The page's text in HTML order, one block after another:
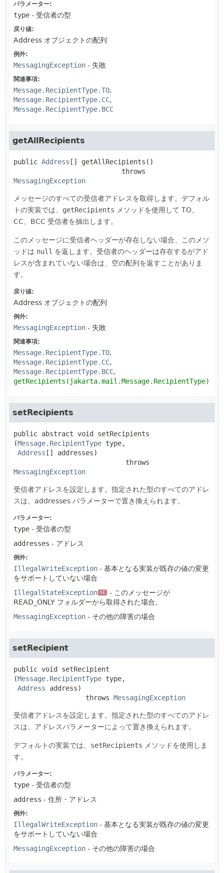
パラメーター:
type - 受信者の型
戻り値:
Address オブジェクトの配列
例外:
MessagingException - 失敗
関連事項:
Message.RecipientType.TO
Message.RecipientType.CC
Message.RecipientType.BCC
getAllRecipients
public Address [] getAllRecipients ()
                           throws
MessagingException
メッセージのすべての受信者アドレスを取得します。デフォル
トの実装では、 getRecipients メソッドを使用して TO、
CC、BCC 受信者を抽出します。
このメッセージに受信者ヘッダーが存在しない場合、このメソ
ッドは null を返します。受信者のヘッダーは存在するがアド
レスが含まれていない場合は、空の配列を返すことがありま
す。
戻り値:
Address オブジェクトの配列
例外:
MessagingException - 失敗
関連事項:
Message.RecipientType.TO
Message.RecipientType.CC
Message.RecipientType.BCC
getRecipients(jakarta.mail.Message.RecipientType)
setRecipients
public abstract void
setRecipients
(Message.RecipientType type,
Address [] addresses)
                            throws
MessagingException
受信者アドレスを設定します。指定された型のすべてのアドレ
スは、addresses パラメーターで置き換えられます。
パラメーター:
type - 受信者の型
addresses - アドレス
例外:
IllegalWriteException - 基本となる実装が既存の値の変更
をサポートしていない場合
IllegalStateException SE
- このメッセージが
READ_ONLY フォルダーから取得された場合。
MessagingException - その他の障害の場合
setRecipient
public void
setRecipient
(Message.RecipientType type,
Address address)
                  throws
MessagingException
受信者アドレスを設定します。指定された型のすべてのアドレ
スは、アドレスパラメーターによって置き換えられます。
デフォルトの実装では、 setRecipients メソッドを使用しま
す。
パラメーター:
type - 受信者の型
address - 住所・アドレス
例外:
IllegalWriteException - 基本となる実装が既存の値の変更
をサポートしていない場合
MessagingException - その他の障害の場合